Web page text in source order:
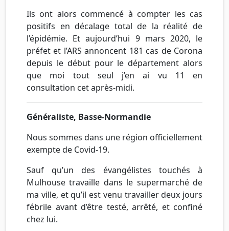
Ils ont alors commencé à compter les cas
positifs en décalage total de la réalité de
l’épidémie. Et aujourd’hui 9 mars 2020, le
préfet et l’ARS annoncent 181 cas de Corona
depuis le début pour le département alors
que moi tout seul j’en ai vu 11 en
consultation cet après-midi.
Généraliste, Basse-Normandie
Nous sommes dans une région officiellement
exempte de Covid-19.
Sauf qu’un des évangélistes touchés à
Mulhouse travaille dans le supermarché de
ma ville, et qu’il est venu travailler deux jours
fébrile avant d’être testé, arrêté, et confiné
chez lui.